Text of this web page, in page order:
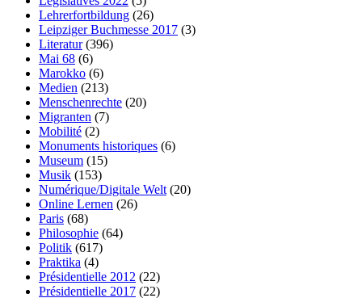
Lehrerfortbildung (26)
Leipziger Buchmesse 2017 (3)
Literatur(396)
Mai 68 (6)
Marokko (6)
Medien (213)
Menschenrechte (20)
Migranten (7)
Mobilité (2)
Monuments historiques (6)
Museum (15)
Musik (153)
Numérique/Digitale Welt (20)
Online Lernen (26)
Paris (68)
Philosophie (64)
Politik (617)
Praktika (4)
Présidentielle 2012 (22)
Présidentielle 2017 (22)